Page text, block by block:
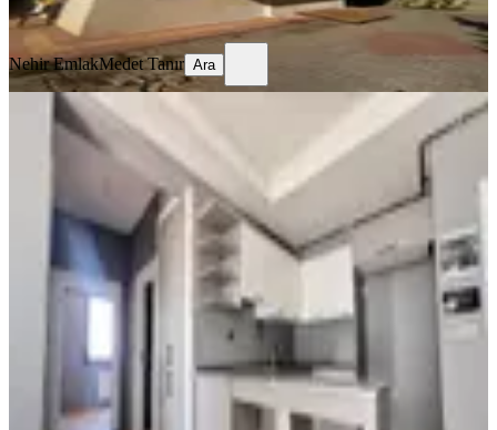
Ara
Nehir EmlakMedet Tanır Ara
MANZARALI
Yeni Rota'dan Üniversite Yakını 2+0
Satılık Daire
Onikişubat, Maarif Mahallesi
2+0
85 m²·5. Kat· 07.08.2026
3.150.000 ₺
YENİ ROTA İNŞAAT EMLAKHayrunnisa Teltik